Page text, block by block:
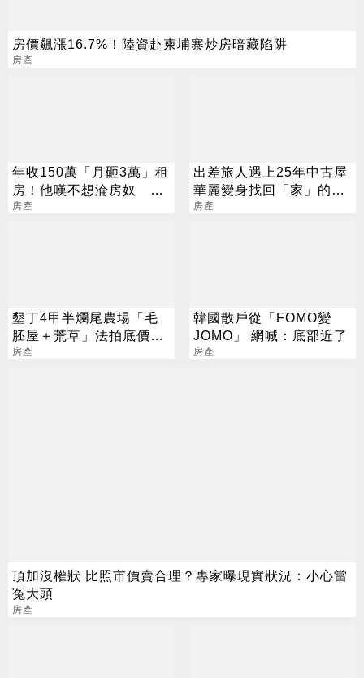
房價飆漲16.7%！陸資赴柬埔寨炒房暗藏陷阱
房產
年收150萬「月砸3萬」租
房！他嘆不想淪房奴 網
傻眼：會後悔
房產
出差旅人遇上25年中古屋
華麗變身找回「家」的感
覺
房產
墾丁4甲半爛尾農場「毛
胚屋＋荒草」法拍底價11
億 專家也驚呆
房產
韓國散戶從「FOMO變
JOMO」 網喊：底部近了
房產
頂加沒權狀 比照市價賣合理？專家曝現實狀況：小心當
冤大頭
房產